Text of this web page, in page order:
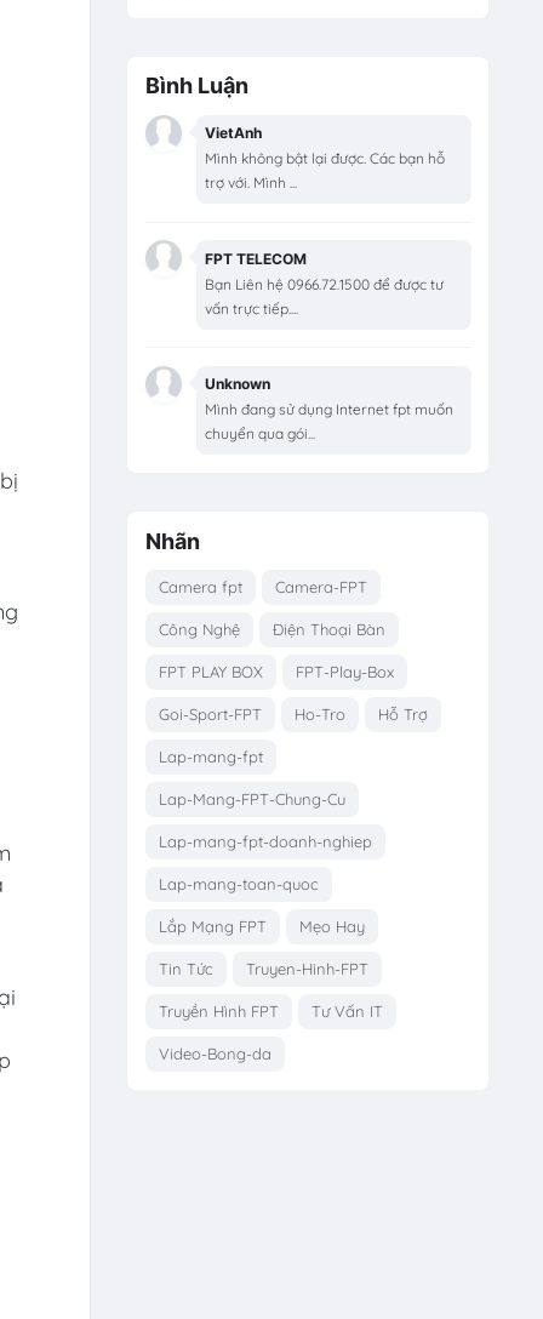
Bình Luận
VietAnh
Mình không bật lại được. Các bạn hỗ
trợ với. Mình ...
FPT TELECOM
Bạn Liên hệ 0966.72.1500 để được tư
vấn trực tiếp....
Unknown
Mình đang sử dụng Internet fpt muốn
chuyển qua gói...
Nhãn
Camera fpt Camera-FPT
Công Nghệ Điện Thoại Bàn
FPT PLAY BOX FPT-Play-Box
Goi-Sport-FPT Ho-Tro Hỗ Trợ
Lap-mang-fpt
Lap-Mang-FPT-Chung-Cu
Lap-mang-fpt-doanh-nghiep
Lap-mang-toan-quoc
Lắp Mạng FPT Mẹo Hay
Tin Tức Truyen-Hinh-FPT
Truyền Hình FPT Tư Vấn IT
Video-Bong-da